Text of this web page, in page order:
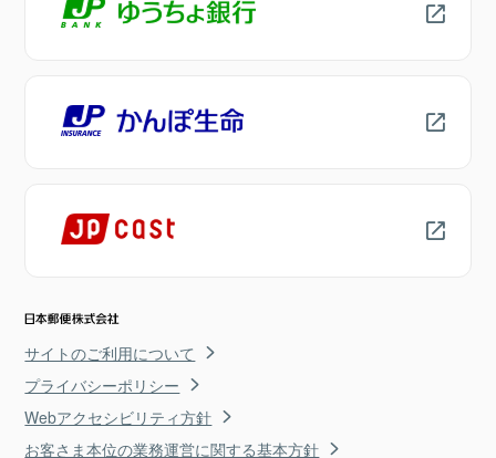
サイトのご利用について
プライバシーポリシー
Webアクセシビリティ方針
お客さま本位の業務運営に関する基本方針